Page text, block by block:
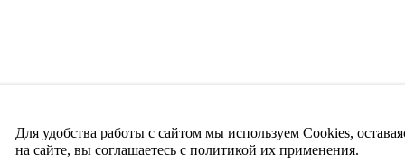
Для удобства работы с сайтом мы используем Cookies,
на сайте, вы соглашаетесь с политикой их применения.